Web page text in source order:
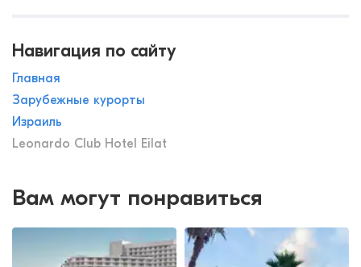
Навигация по сайту
Главная
Зарубежные курорты
Израиль
Leonardo Club Hotel Eilat
Вам могут понравиться